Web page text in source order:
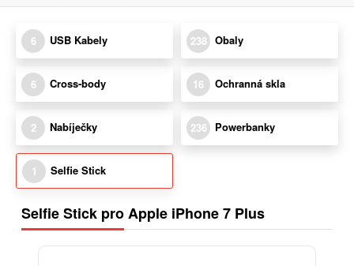
6 USB Kabely 238 Obaly
6 Cross-body 16 Ochranná skla
2 Nabíječky 236 Powerbanky
1 Selfie Stick
Selfie Stick pro Apple iPhone 7 Plus